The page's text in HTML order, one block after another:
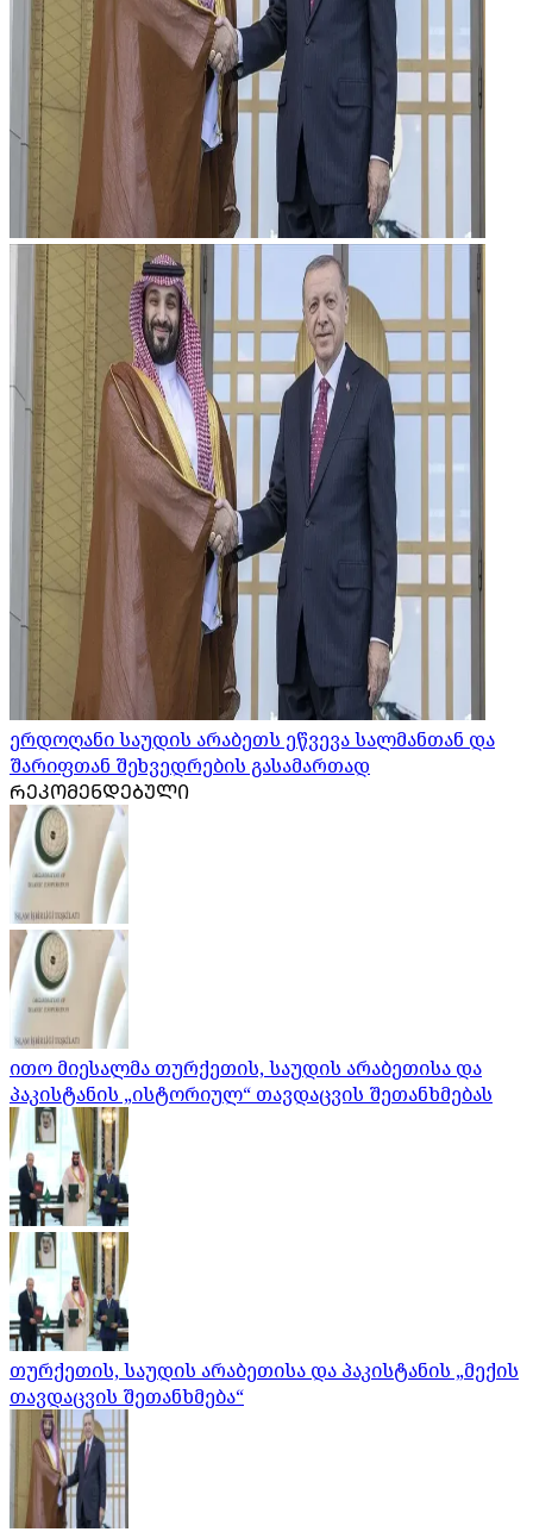
ერდოღანი საუდის არაბეთს ეწვევა სალმანთან და
შარიფთან შეხვედრების გასამართად
ᲠᲔᲙᲝᲛᲔᲜᲓᲔᲑᲣᲚᲘ
ითო მიესალმა თურქეთის, საუდის არაბეთისა და
პაკისტანის „ისტორიულ“ თავდაცვის შეთანხმებას
თურქეთის, საუდის არაბეთისა და პაკისტანის „მექის
თავდაცვის შეთანხმება“